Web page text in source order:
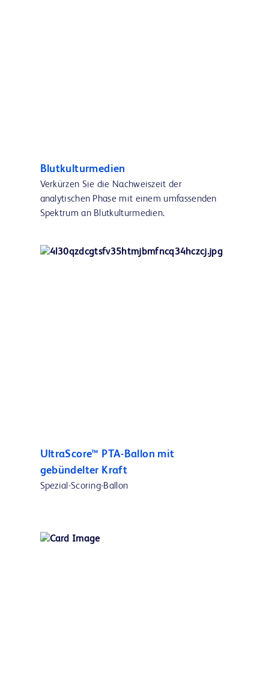
Blutkulturmedien
Verkürzen Sie die Nachweiszeit der
analytischen Phase mit einem umfassenden
Spektrum an Blutkulturmedien.
UltraScore™ PTA-Ballon mit
gebündelter Kraft
Spezial-Scoring-Ballon